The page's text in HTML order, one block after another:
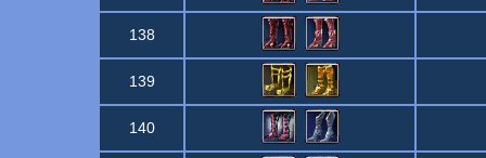
138
139
140